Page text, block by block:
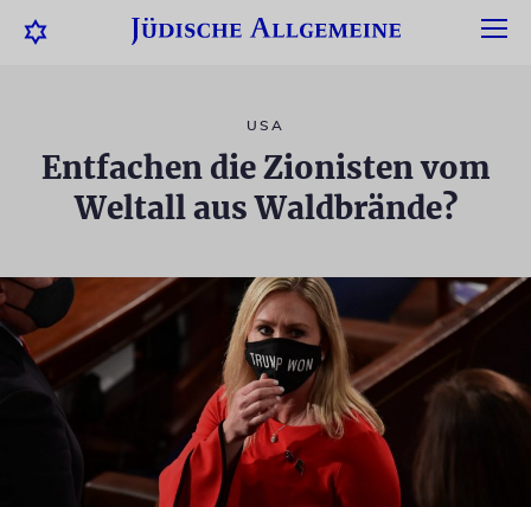
USA
Entfachen die Zionisten vom
Weltall aus Waldbrände?